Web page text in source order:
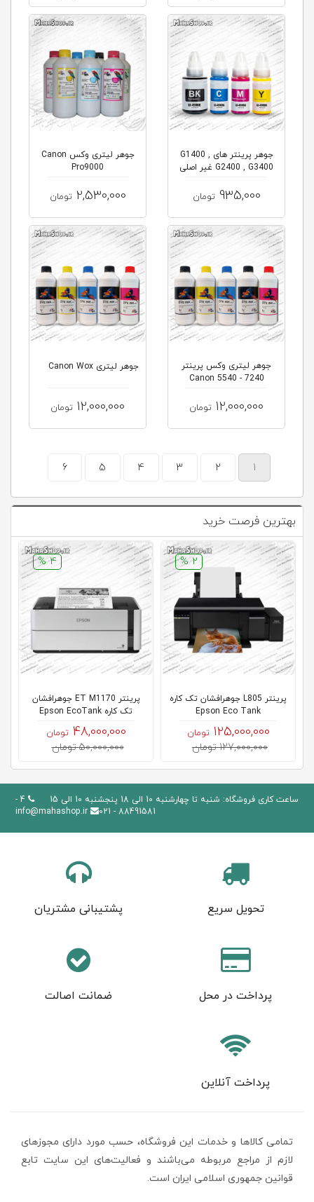
جوهر پرینتر های G1400 ,
G2400 , G3400 غیر اصلی
935,000 تومان
جوهر لیتری وکس Canon
Pro9000
2,530,000 تومان
جوهر ليتری وکس پرینتر
7240 - 5540 Canon
12,000,000 تومان
جوهر لیتری Canon Wox
12,000,000 تومان
1
2
3
4
5
6
بهترین فرصت خرید
2 %
پرینتر L805 جوهرافشان تک کاره
Epson Eco Tank
125,000,000 تومان
127,000,000 تومان
4 %
پرینتر ET M1170 جوهرافشان
تک کاره Epson EcoTank
48,000,000 تومان
50,000,000 تومان
ساعت کاری فروشگاه: شنبه تا چهارشنبه 10 الی 18 پنجشنبه 10 الی 15
4 -
88491581 - 021
info@mahashop.ir
تحویل سریع پشتیبانی مشتریان
پرداخت در محل ضمانت اصالت
پرداخت آنلاین
تمامی كالاها و خدمات اين فروشگاه، حسب مورد دارای مجوزهای
لازم از مراجع مربوطه می‌باشند و فعاليت‌های اين سايت تابع
قوانين جمهوری اسلامی ایران است.